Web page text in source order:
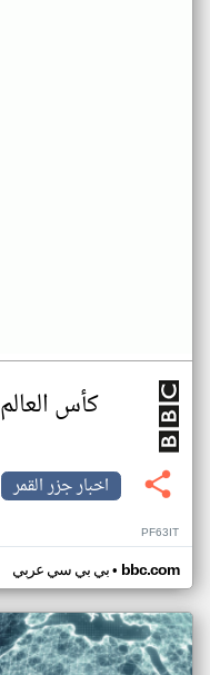
كأس العالم 2026
اخبار جزر القمر
PF63IT
بي بي سي عربي• bbc.com